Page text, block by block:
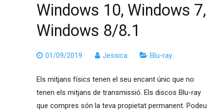
Windows 10, Windows 7,
Windows 8/8.1
01/09/2019 Jessica Blu-ray
Els mitjans físics tenen el seu encant únic que no
tenen els mitjans de transmissió. Els discos Blu-ray
que compres són la teva propietat permanent. Podeu